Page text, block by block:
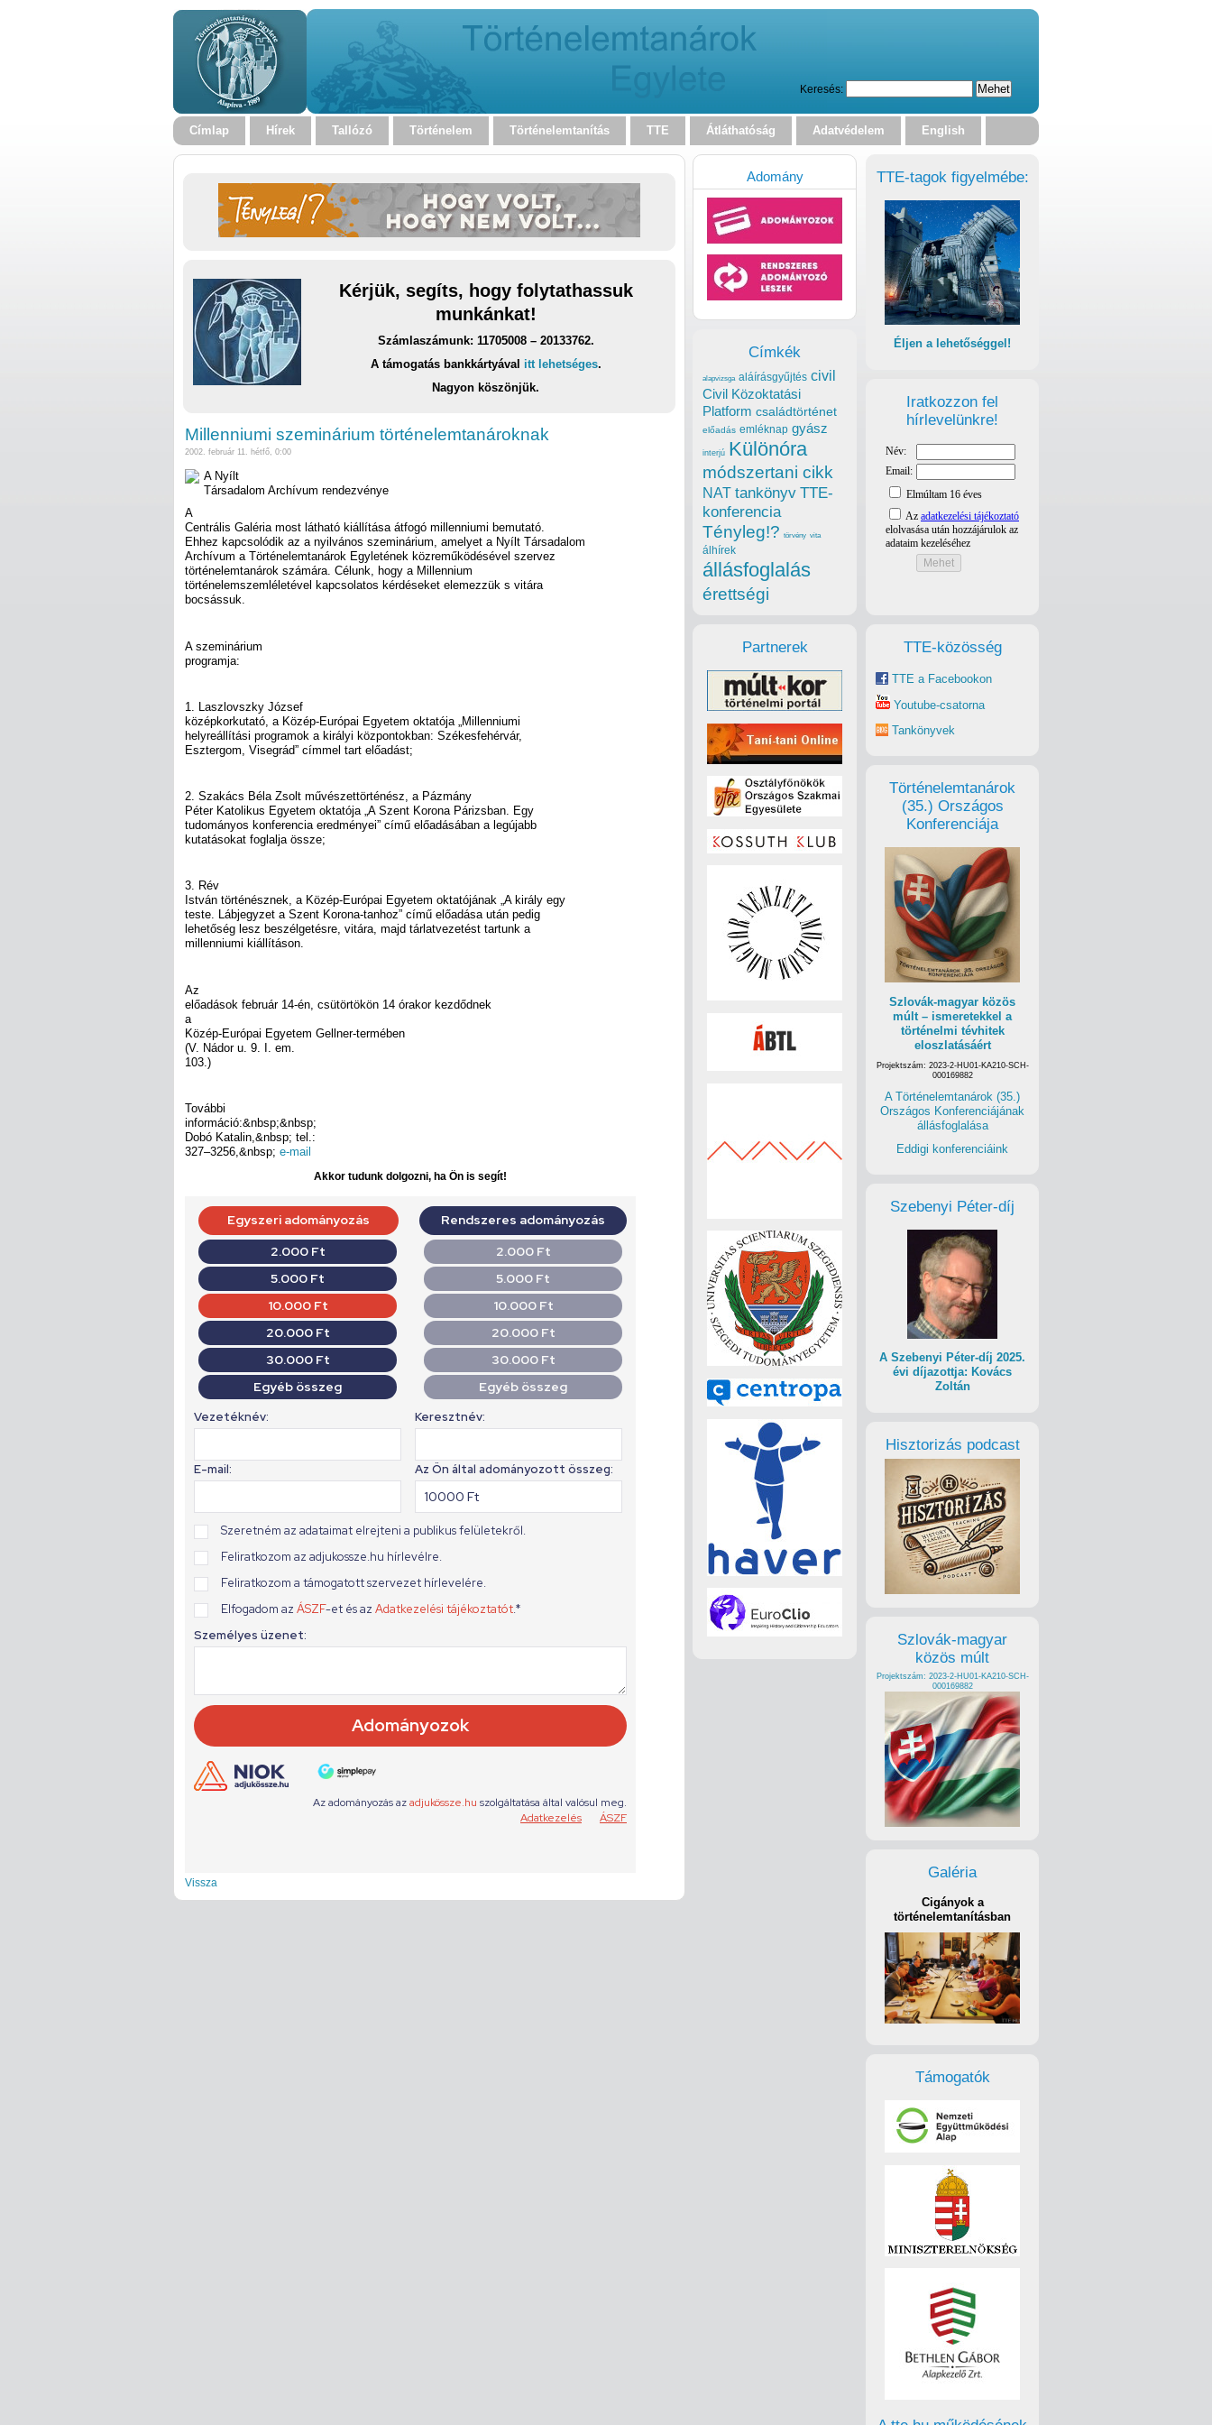
Keresés:
Címlap Hírek Tallózó Történelem Történelemtanítás TTE Átláthatóság Adatvédelem English
Kérjük, segíts, hogy folytathassuk
munkánkat!
Számlaszámunk: 11705008 – 20133762.
A támogatás bankkártyával itt lehetséges.
Nagyon köszönjük.
Millenniumi szeminárium történelemtanároknak
2002. február 11. hétfő, 0:00
A Nyílt
Társadalom Archívum rendezvénye
A
Centrális Galéria most látható kiállítása átfogó millenniumi bemutató.
Ehhez kapcsolódik az a nyilvános szeminárium, amelyet a Nyílt Társadalom
Archívum a Történelemtanárok Egyletének közreműködésével szervez
történelemtanárok számára. Célunk, hogy a Millennium
történelemszemléletével kapcsolatos kérdéseket elemezzük s vitára
bocsássuk.
A szeminárium
programja:
1. Laszlovszky József
középkorkutató, a Közép-Európai Egyetem oktatója „Millenniumi
helyreállítási programok a királyi központokban: Székesfehérvár,
Esztergom, Visegrád” címmel tart előadást;
2. Szakács Béla Zsolt művészettörténész, a Pázmány
Péter Katolikus Egyetem oktatója „A Szent Korona Párizsban. Egy
tudományos konferencia eredményei” című előadásában a legújabb
kutatásokat foglalja össze;
3. Rév
István történésznek, a Közép-Európai Egyetem oktatójának „A király egy
teste. Lábjegyzet a Szent Korona-tanhoz” című előadása után pedig
lehetőség lesz beszélgetésre, vitára, majd tárlatvezetést tartunk a
millenniumi kiállításon.
Az
előadások február 14-én, csütörtökön 14 órakor kezdődnek
a
Közép-Európai Egyetem Gellner-termében
(V. Nádor u. 9. I. em.
103.)
További
információ:&nbsp;&nbsp;
Dobó Katalin,&nbsp; tel.:
327–3256,&nbsp; e-mail
Akkor tudunk dolgozni, ha Ön is segít!
Vissza
TTE-tagok figyelmébe:
Éljen a lehetőséggel!
Iratkozzon fel
hírlevelünkre!
TTE-közösség
TTE a Facebookon
Youtube-csatorna
Tankönyvek
Történelemtanárok
(35.) Országos
Konferenciája
Szlovák-magyar közös
múlt – ismeretekkel a
történelmi tévhitek
eloszlatásáért
Projektszám: 2023-2-HU01-KA210-SCH-
000169882
A Történelemtanárok (35.)
Országos Konferenciájának
állásfoglalása
Eddigi konferenciáink
Szebenyi Péter-díj
A Szebenyi Péter-díj 2025.
évi díjazottja: Kovács
Zoltán
Hisztorizás podcast
Szlovák-magyar
közös múlt
Projektszám: 2023-2-HU01-KA210-SCH-
000169882
Galéria
Cigányok a
történelemtanításban
Támogatók
Adomány
Címkék
alapvizsga aláírásgyűjtés civil
Civil Közoktatási
Platform családtörténet
előadás emléknap gyász
interjú Különóra
módszertani cikk
NAT tankönyv TTE-
konferencia
Tényleg!? törvény vita
álhírek
állásfoglalás
érettségi
Partnerek